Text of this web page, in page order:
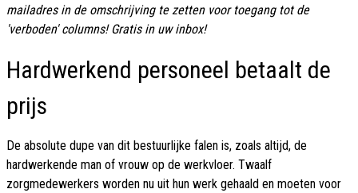
mailadres in de omschrijving te zetten voor toegang tot de
'verboden' columns! Gratis in uw inbox!
Hardwerkend personeel betaalt de
prijs
De absolute dupe van dit bestuurlijke falen is, zoals altijd, de
hardwerkende man of vrouw op de werkvloer. Twaalf
zorgmedewerkers worden nu uit hun werk gehaald en moeten voor